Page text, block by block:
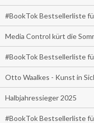
#BookTok Bestsellerliste
Media Control kürt die
#BookTok Bestsellerliste
Otto Waalkes - Kunst in
Halbjahressieger 2025
#BookTok Bestsellerliste